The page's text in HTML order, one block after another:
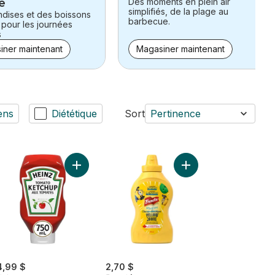
et des boissons
les journées
maintenant
simplifiés, de la plage au
barbecue.
Magasiner maintenant
Diététique Sort Pertinence
panier aux tomates au panier
$
Ajouter Ketchup aux tomates au panier
2,70 $
Ajouter Moutarde